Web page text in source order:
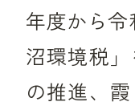
年度から
沼環境税
の推進、